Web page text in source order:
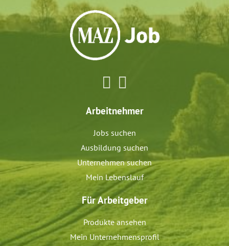
Arbeitnehmer
Jobs suchen
Ausbildung suchen
Unternehmen suchen
Mein Lebenslauf
Für Arbeitgeber
Produkte ansehen
Mein Unternehmensprofil